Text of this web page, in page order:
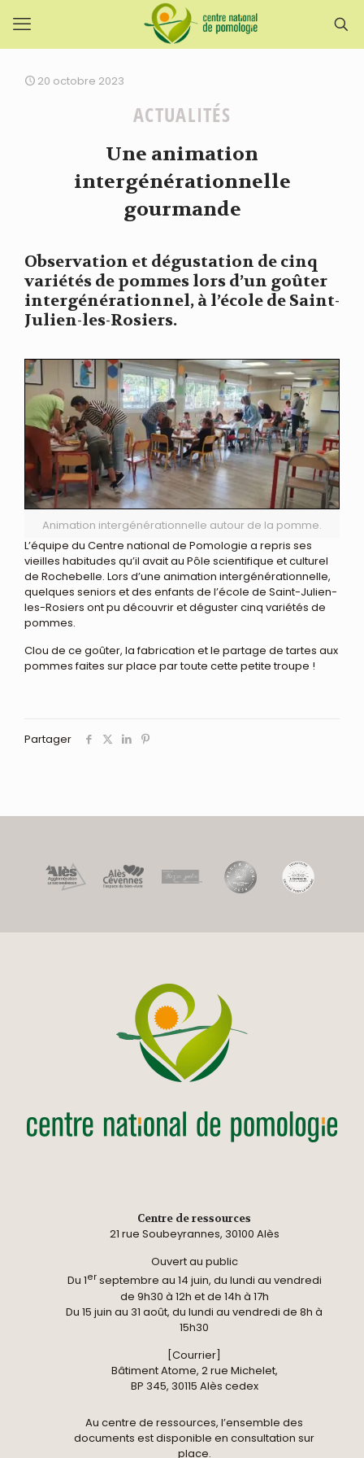
20 octobre 2023
ACTUALITÉS
Une animation
intergénérationnelle
gourmande
Observation et dégustation de cinq
variétés de pommes lors d’un goûter
intergénérationnel, à l’école de Saint-
Julien-les-Rosiers.
Animation intergénérationnelle autour de la pomme.
L’équipe du Centre national de Pomologie a repris ses
vieilles habitudes qu’il avait au Pôle scientifique et culturel
de Rochebelle. Lors d’une animation intergénérationnelle,
quelques seniors et des enfants de l’école de Saint-Julien-
les-Rosiers ont pu découvrir et déguster cinq variétés de
pommes.
Clou de ce goûter, la fabrication et le partage de tartes aux
pommes faites sur place par toute cette petite troupe !
Partager
Centre de ressources
21 rue Soubeyrannes, 30100 Alès
Ouvert au public
Du 1erseptembre au 14 juin, du lundi au vendredi
de 9h30 à 12h et de 14h à 17h
Du 15 juin au 31 août, du lundi au vendredi de 8h à
15h30
[Courrier]
Bâtiment Atome, 2 rue Michelet,
BP 345, 30115 Alès cedex
Au centre de ressources, l’ensemble des
documents est disponible en consultation sur
place.